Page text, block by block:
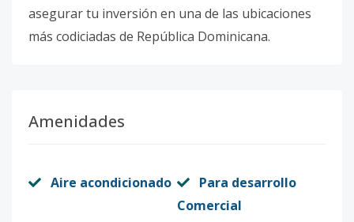
asegurar tu inversión en una de las ubicaciones
más codiciadas de República Dominicana.
Amenidades
Aire acondicionado
Para desarrollo
Comercial